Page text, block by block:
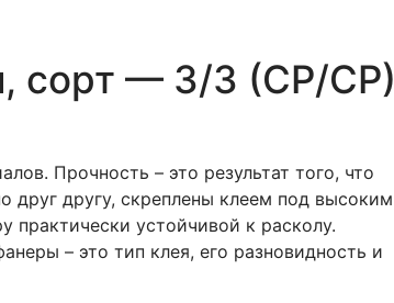
сорт — 3/3 (СР/СР)
Прочность – это результат того, что
друг другу, скреплены клеем под высоким
практически устойчивой к расколу.
– это тип клея, его разновидность и